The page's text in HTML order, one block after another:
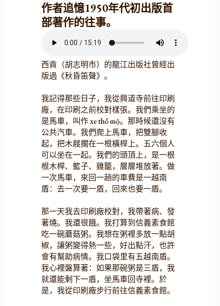
作者追憶1950年代初出版首
部著作的往事。
西貢（胡志明市）的龍江出版社曾經出
版過《秋昏笛聲》。
我記得那些日子，我從興道寺前往印刷
廠，在印刷之前校對樣張。我們乘坐的
是馬車，叫作 xe thổ mộ。那時候還沒有
公共汽車。我們爬上馬車，把雙腳收
起，把木屐擱在一根橫桿上。五六個人
可以坐在一起。我們的頭頂上，是一根
根木桿、籃子、雞籠，層層堆放著。做
一次馬車，來回一趟的車費是一越南
盾：去一次要一盾，回來也要一盾。
那一天我去印刷廠校對，我帶著病、發
著燒。我還很餓。我打算到信義素食館
吃一碗蘑菇粥。我想在粥裡多放一點胡
椒，讓粥變得熱一些，好出點汗，也許
會有幫助病情。我口袋里有五越南盾。
我心裡盤算著：如果那碗粥是三盾，我
就還能剩下一盾，坐馬車回寺裡。於
是，我從印刷廠步行前往信義素食館。